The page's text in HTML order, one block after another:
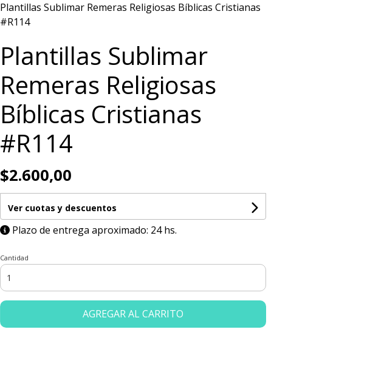
Plantillas Sublimar Remeras Religiosas Bíblicas Cristianas
#R114
Plantillas Sublimar
Remeras Religiosas
Bíblicas Cristianas
#R114
$2.600,00
Ver cuotas y descuentos
Plazo de entrega aproximado: 24 hs.
Cantidad
AGREGAR AL CARRITO